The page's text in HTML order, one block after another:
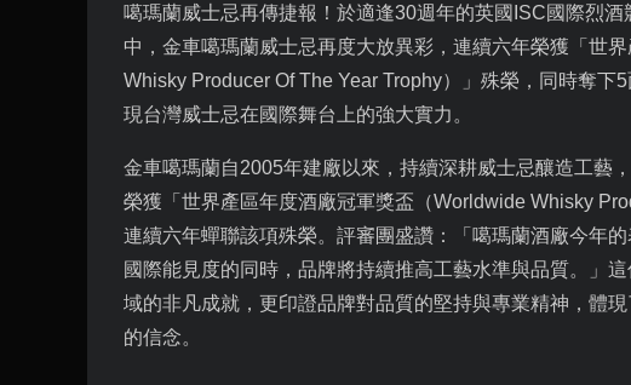
噶瑪蘭威士忌再傳捷報！於適逢30週年的英國 ISC國際烈酒
中，金車噶瑪蘭威士忌再度大放異彩，連續六年榮獲「世
Whisky Producer Of The Year Trophy）」殊榮，同時奪下5
現台灣威士忌在國際舞台上的強大實力。
金車噶瑪蘭自2005年建廠以來，持續深耕威士忌釀造工藝
榮獲「世界產區年度酒廠冠軍獎盃（Worldwide Whisky
連續六年蟬聯該項殊榮。評審團盛讚：「噶瑪蘭酒廠今年
國際能見度的同時，品牌將持續推高工藝水準與品質。」
域的非凡成就，更印證品牌對品質的堅持與專業精神，體
的信念。